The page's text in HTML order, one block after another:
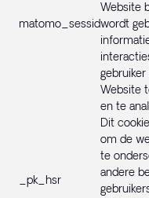
matomo_sessid
Website
wordt
Website
en te
_pk_hsr
Dit
om de
te
andere